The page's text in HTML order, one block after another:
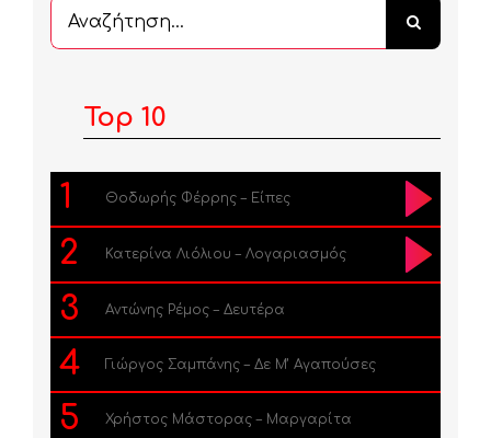
Αναζήτηση
...
Top 10
1 Θοδωρής Φέρρης – Είπες
2 Κατερίνα Λιόλιου – Λογαριασμός
3 Αντώνης Ρέμος – Δευτέρα
4 Γιώργος Σαμπάνης – Δε Μ’ Αγαπούσες
5 Χρήστος Μάστορας – Μαργαρίτα